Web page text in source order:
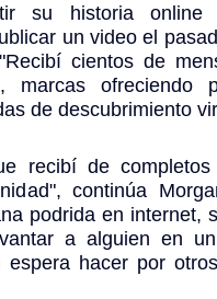
su historia
un video el
cientos de
marcas ofreciendo
de descubrimiento
recibí de completos
continúa
podrida en internet,
a alguien en
espera hacer por